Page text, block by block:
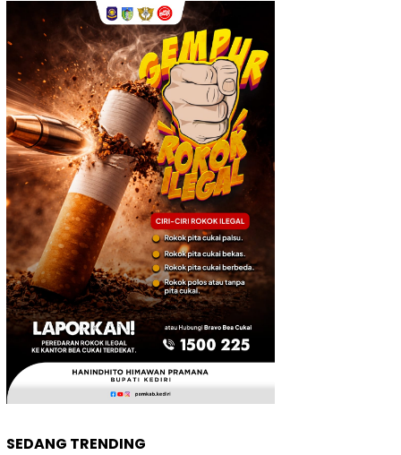
SEDANG TRENDING